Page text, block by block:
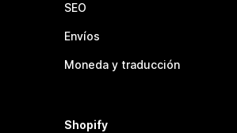
SEO
Envíos
Moneda y traducción
Shopify